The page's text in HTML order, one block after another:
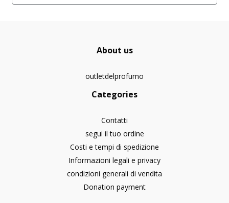
About us
outletdelprofumo
Categories
Contatti
segui il tuo ordine
Costi e tempi di spedizione
Informazioni legali e privacy
condizioni generali di vendita
Donation payment